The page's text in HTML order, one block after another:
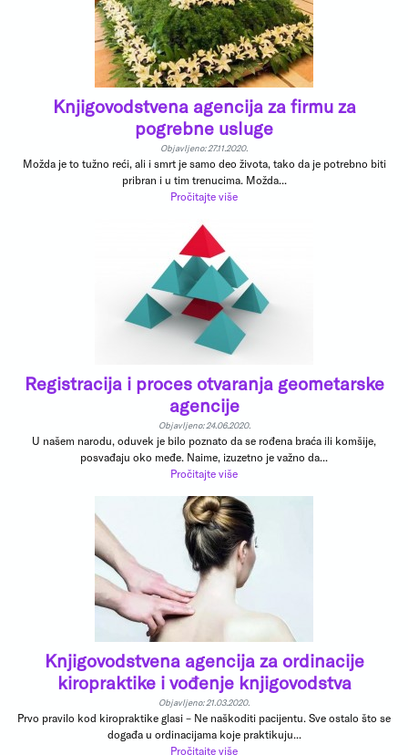
Knjigovodstvena agencija za firmu za
pogrebne usluge
Objavljeno: 27.11.2020.
Možda je to tužno reći, ali i smrt je samo deo života, tako da je potrebno biti
pribran i u tim trenucima. Možda...
Pročitajte više
Registracija i proces otvaranja geometarske
agencije
Objavljeno: 24.06.2020.
U našem narodu, oduvek je bilo poznato da se rođena braća ili komšije,
posvađaju oko međe. Naime, izuzetno je važno da...
Pročitajte više
Knjigovodstvena agencija za ordinacije
kiropraktike i vođenje knjigovodstva
Objavljeno: 21.03.2020.
Prvo pravilo kod kiropraktike glasi – Ne naškoditi pacijentu. Sve ostalo što se
događa u ordinacijama koje praktikuju...
Pročitajte više